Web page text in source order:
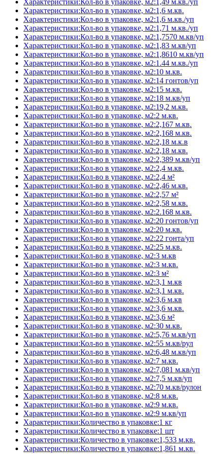
Характеристики:Кол-во в упаковке, м2:1,49 м.кв./уп
Характеристики:Кол-во в упаковке, м2:1,6 м.кв.
Характеристики:Кол-во в упаковке, м2:1,6 м.кв./уп
Характеристики:Кол-во в упаковке, м2:1,71 м.кв./уп
Характеристики:Кол-во в упаковке, м2:1,7570 м.кв/уп
Характеристики:Кол-во в упаковке, м2:1,83 м.кв/уп
Характеристики:Кол-во в упаковке, м2:1,8610 м.кв/уп
Характеристики:Кол-во в упаковке, м2:1.44 м.кв./уп
Характеристики:Кол-во в упаковке, м2:10 м.кв.
Характеристики:Кол-во в упаковке, м2:14 гонтов/уп
Характеристики:Кол-во в упаковке, м2:15 м.кв.
Характеристики:Кол-во в упаковке, м2:18 м.кв/уп
Характеристики:Кол-во в упаковке, м2:19,2 м.кв.
Характеристики:Кол-во в упаковке, м2:2 м.кв.
Характеристики:Кол-во в упаковке, м2:2,167 м.кв.
Характеристики:Кол-во в упаковке, м2:2,168 м.кв.
Характеристики:Кол-во в упаковке, м2:2,18 м.к.в
Характеристики:Кол-во в упаковке, м2:2,18 м.кв.
Характеристики:Кол-во в упаковке, м2:2,389 м.кв/уп
Характеристики:Кол-во в упаковке, м2:2,4 м.кв.
Характеристики:Кол-во в упаковке, м2:2,4 м²
Характеристики:Кол-во в упаковке, м2:2,46 м.кв.
Характеристики:Кол-во в упаковке, м2:2,57 м²
Характеристики:Кол-во в упаковке, м2:2,58 м.кв.
Характеристики:Кол-во в упаковке, м2:2.168 м.кв.
Характеристики:Кол-во в упаковке, м2:20 гонтов/уп
Характеристики:Кол-во в упаковке, м2:20 м.кв.
Характеристики:Кол-во в упаковке, м2:22 гонта/уп
Характеристики:Кол-во в упаковке, м2:25 м.кв.
Характеристики:Кол-во в упаковке, м2:3 м.кв
Характеристики:Кол-во в упаковке, м2:3 м.кв.
Характеристики:Кол-во в упаковке, м2:3 м²
Характеристики:Кол-во в упаковке, м2:3,1 м.кв
Характеристики:Кол-во в упаковке, м2:3,1 м.кв.
Характеристики:Кол-во в упаковке, м2:3,6 м.кв
Характеристики:Кол-во в упаковке, м2:3,6 м.кв.
Характеристики:Кол-во в упаковке, м2:3,6 м²
Характеристики:Кол-во в упаковке, м2:30 м.кв.
Характеристики:Кол-во в упаковке, м2:5,76 м.кв/уп
Характеристики:Кол-во в упаковке, м2:55 м.кв/рул
Характеристики:Кол-во в упаковке, м2:6,48 м.кв/уп
Характеристики:Кол-во в упаковке, м2:7 м.кв.
Характеристики:Кол-во в упаковке, м2:7,081 м.кв/уп
Характеристики:Кол-во в упаковке, м2:7,5 м.кв/уп
Характеристики:Кол-во в упаковке, м2:70 м.кв/рулон
Характеристики:Кол-во в упаковке, м2:8 м.кв.
Характеристики:Кол-во в упаковке, м2:9 м.кв.
Характеристики:Кол-во в упаковке, м2:9 м.кв/уп
Характеристики:Количество в упаковке:1 кг
Характеристики:Количество в упаковке:1 шт
Характеристики:Количество в упаковке:1,533 м.кв.
Характеристики:Количество в упаковке:1,861 м.кв.